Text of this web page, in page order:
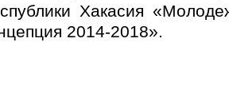
Хакасия
2014-2018».